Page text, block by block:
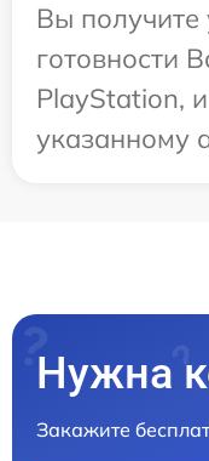
Вы получите
готовности
PlayStation,
указанному
Нужна
Закажите